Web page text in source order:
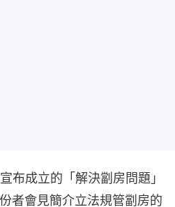
布成立的「解決劏房問題」
者會見簡介立法規管劏房的